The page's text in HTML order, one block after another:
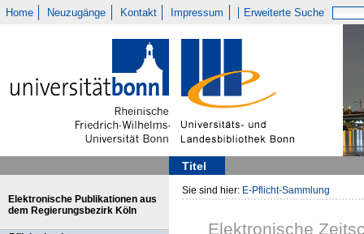
Home Neuzugänge Kontakt Impressum Erweiterte Suche
Titel
Elektronische Publikationen aus
dem Regierungsbezirk Köln
Sie sind hier: E-Pflicht-Sammlung
Elektronische